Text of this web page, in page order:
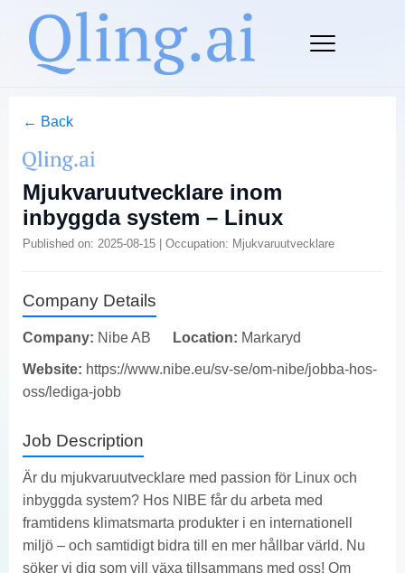
← Back
Mjukvaruutvecklare inom
inbyggda system – Linux
Published on: 2025-08-15 | Occupation: Mjukvaruutvecklare
Company Details
Company: Nibe AB Location: Markaryd
Website: https://www.nibe.eu/sv-se/om-nibe/jobba-hos-
oss/lediga-jobb
Job Description
Är du mjukvaruutvecklare med passion för Linux och
inbyggda system? Hos NIBE får du arbeta med
framtidens klimatsmarta produkter i en internationell
miljö – och samtidigt bidra till en mer hållbar värld. Nu
söker vi dig som vill växa tillsammans med oss! Om